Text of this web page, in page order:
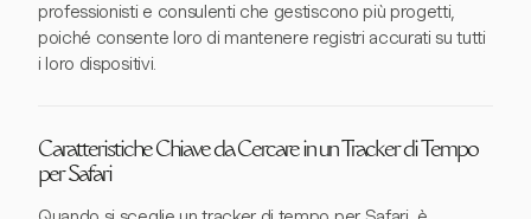
professionisti e consulenti che gestiscono più progetti,
poiché consente loro di mantenere registri accurati su tutti
i loro dispositivi.
Caratteristiche Chiave da Cercare in un Tracker di Tempo
per Safari